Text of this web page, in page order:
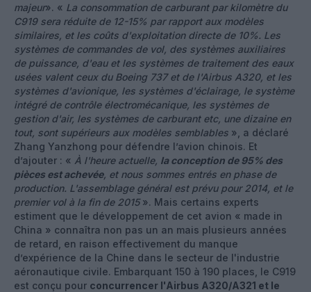
majeur». « La consommation de carburant par kilomètre du
C919 sera réduite de 12-15% par rapport aux modèles
similaires, et les coûts d'exploitation directe de 10%. Les
systèmes de commandes de vol, des systèmes auxiliaires
de puissance, d'eau et les systèmes de traitement des eaux
usées valent ceux du Boeing 737 et de l'Airbus A320, et les
systèmes d'avionique, les systèmes d'éclairage, le système
intégré de contrôle électromécanique, les systèmes de
gestion d'air, les systèmes de carburant etc, une dizaine en
tout, sont supérieurs aux modèles semblables », a déclaré
Zhang Yanzhong pour défendre l’avion chinois. Et
d’ajouter : « À l'heure actuelle, la conception de 95% des
pièces est achevée, et nous sommes entrés en phase de
production. L'assemblage général est prévu pour 2014, et le
premier vol à la fin de 2015». Mais certains experts
estiment que le développement de cet avion « made in
China » connaîtra non pas un an mais plusieurs années
de retard, en raison effectivement du manque
d’expérience de la Chine dans le secteur de l'industrie
aéronautique civile. Embarquant 150 à 190 places, le C919
est conçu pour concurrencer l'Airbus A320/A321 et le